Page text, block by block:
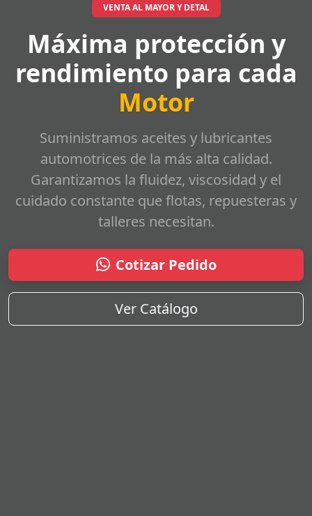
VENTA AL MAYOR Y DETAL
Máxima protección y
rendimiento para cada
Motor
Suministramos aceites y lubricantes
automotrices de la más alta calidad.
Garantizamos la fluidez, viscosidad y el
cuidado constante que flotas, repuesteras y
talleres necesitan.
Cotizar Pedido
Ver Catálogo